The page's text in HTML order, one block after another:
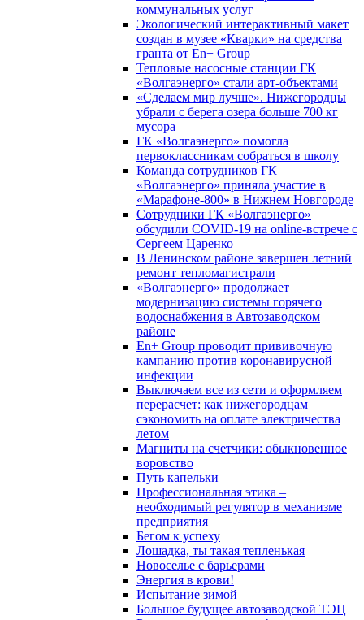
коммунальных услуг
Экологический интерактивный макет
создан в музее «Кварки» на средства
гранта от En+ Group
Тепловые насосные станции ГК
«Волгаэнерго» стали арт-объектами
«Сделаем мир лучше». Нижегородцы
убрали с берега озера больше 700 кг
мусора
ГК «Волгаэнерго» помогла
первоклассникам собраться в школу
Команда сотрудников ГК
«Волгаэнерго» приняла участие в
«Марафоне-800» в Нижнем Новгороде
Сотрудники ГК «Волгаэнерго»
обсудили COVID-19 на online-встрече с
Сергеем Царенко
В Ленинском районе завершен летний
ремонт тепломагистрали
«Волгаэнерго» продолжает
модернизацию системы горячего
водоснабжения в Автозаводском
районе
En+ Group проводит прививочную
кампанию против коронавирусной
инфекции
Выключаем все из сети и оформляем
перерасчет: как нижегородцам
сэкономить на оплате электричества
летом
Магниты на счетчики: обыкновенное
воровство
Путь капельки
Профессиональная этика –
необходимый регулятор в механизме
предприятия
Бегом к успеху
Лошадка, ты такая тепленькая
Новоселье с барьерами
Энергия в крови!
Испытание зимой
Большое будущее автозаводской ТЭЦ